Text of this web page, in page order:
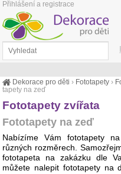
Dekorace pro děti › Fototapety ›
tapety na zeď
Fototapety zvířata
Fototapety na zeď
Nabízíme Vám fototapety
různých rozměrech.
fototapeta na zakázku dle
můžete nalepit fototapety
Přihlášení a registrace